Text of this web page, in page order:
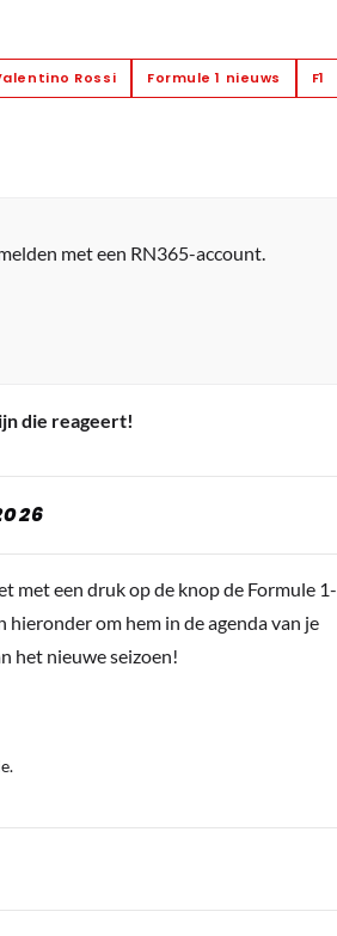
Rossi Formule 1 nieuws F1
met een RN365-account.
die reageert!
met een druk op de knop de Formule 1-
om hem in de agenda van je
het nieuwe seizoen!